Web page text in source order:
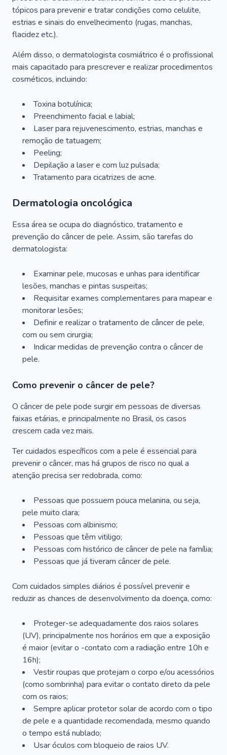
tópicos para prevenir e tratar condições como celulite,
estrias e sinais do envelhecimento (rugas, manchas,
flacidez etc.).
Além disso, o dermatologista cosmiátrico é o profissional
mais capacitado para prescrever e realizar procedimentos
cosméticos, incluindo:
Toxina botulínica;
Preenchimento facial e labial;
Laser para rejuvenescimento, estrias, manchas e
remoção de tatuagem;
Peeling;
Depilação a laser e com luz pulsada;
Tratamento para cicatrizes de acne.
Dermatologia oncológica
Essa área se ocupa do diagnóstico, tratamento e
prevenção do câncer de pele. Assim, são tarefas do
dermatologista:
Examinar pele, mucosas e unhas para identificar
lesões, manchas e pintas suspeitas;
Requisitar exames complementares para mapear e
monitorar lesões;
Definir e realizar o tratamento de câncer de pele,
com ou sem cirurgia;
Indicar medidas de prevenção contra o câncer de
pele.
Como prevenir o câncer de pele?
O câncer de pele pode surgir em pessoas de diversas
faixas etárias, e principalmente no Brasil, os casos
crescem cada vez mais.
Ter cuidados específicos com a pele é essencial para
prevenir o câncer, mas há grupos de risco no qual a
atenção precisa ser redobrada, como:
Pessoas que possuem pouca melanina, ou seja,
pele muito clara;
Pessoas com albinismo;
Pessoas que têm vitiligo;
Pessoas com histórico de câncer de pele na família;
Pessoas que já tiveram câncer de pele.
Com cuidados simples diários é possível prevenir e
reduzir as chances de desenvolvimento da doença, como:
Proteger-se adequadamente dos raios solares
(UV), principalmente nos horários em que a exposição
é maior (evitar o -contato com a radiação entre 10h e
16h);
Vestir roupas que protejam o corpo e/ou acessórios
(como sombrinha) para evitar o contato direto da pele
com os raios;
Sempre aplicar protetor solar de acordo com o tipo
de pele e a quantidade recomendada, mesmo quando
o tempo está nublado;
Usar óculos com bloqueio de raios UV.